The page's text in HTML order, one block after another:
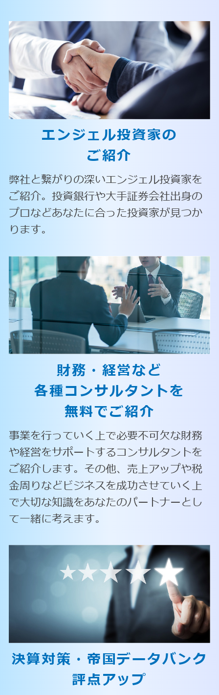
エンジェル投資家の
ご紹介
弊社と繋がりの深いエンジェル投資家を
ご紹介。投資銀行や大手証券会社出身の
プロなどあなたに合った投資家が見つか
ります。
財務・経営など
各種コンサルタントを
無料でご紹介
事業を行っていく上で必要不可欠な財務
や経営をサポートするコンサルタントを
ご紹介します。その他、売上アップや税
金周りなどビジネスを成功させていく上
で大切な知識をあなたのパートナーとし
て一緒に考えます。
決算対策・ 帝国データバンク
評点アップ